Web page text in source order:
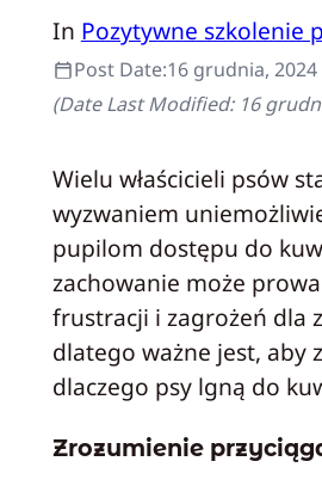
In Pozytywne szkolenie
Post Date:16 grudnia, 2024
(Date Last Modified: 16
Wielu właścicieli psów
wyzwaniem
pupilom dostępu do
zachowanie może
frustracji i zagrożeń dla
dlatego ważne jest, aby
dlaczego psy lgną do
Zrozumienie